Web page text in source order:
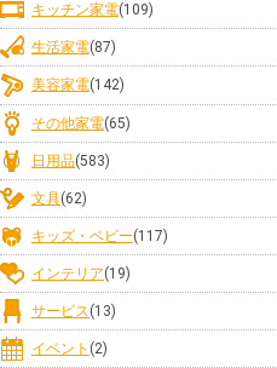
キッチン家電(109)
生活家電(87)
美容家電(142)
その他家電(65)
日用品(583)
文具(62)
キッズ・ベビー(117)
インテリア(19)
サービス(13)
イベント (2)